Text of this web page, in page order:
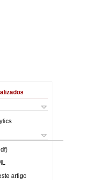
artigo